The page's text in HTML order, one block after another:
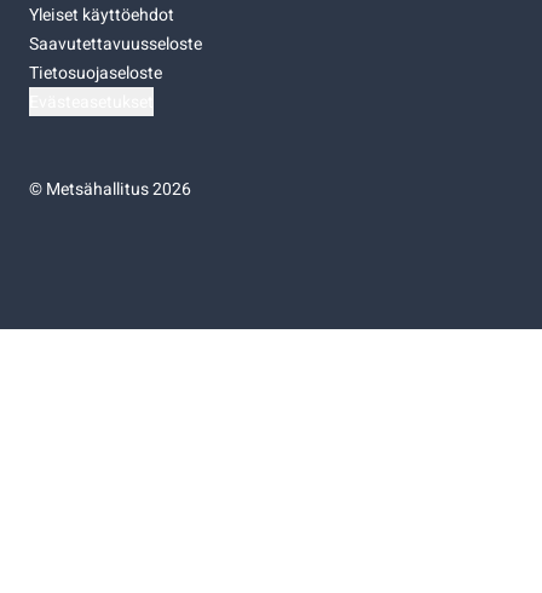
Yleiset käyttöehdot
Saavutettavuusseloste
Tietosuojaseloste
©Metsähallitus 2026